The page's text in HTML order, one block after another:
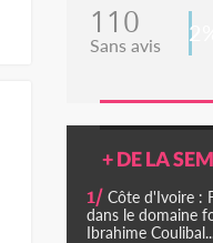
110
Sans avis 2%
+ DE LA
1/ Côte d'Ivoire :
dans le domaine
Ibrahime